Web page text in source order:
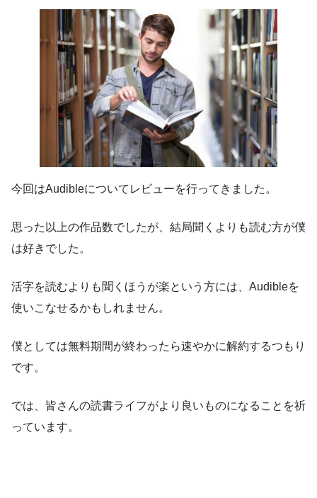
今回はAudibleについてレビューを行ってきました。
思った以上の作品数でしたが、結局聞くよりも読む方が僕
は好きでした。
活字を読むよりも聞くほうが楽という方には、Audibleを
使いこなせるかもしれません。
僕としては無料期間が終わったら速やかに解約するつもり
です。
では、皆さんの読書ライフがより良いものになることを祈
っています。